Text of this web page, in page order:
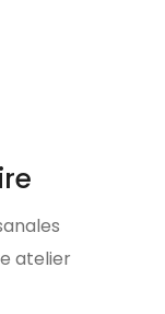
atelier